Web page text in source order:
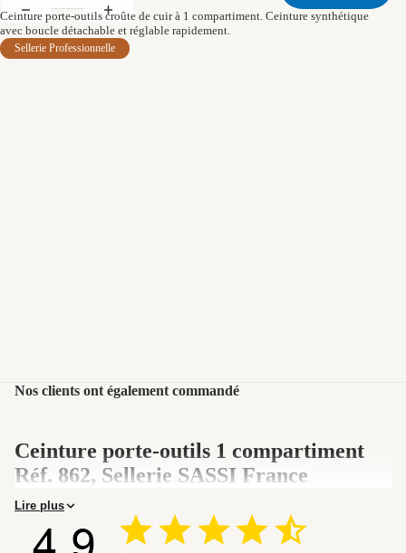
Ceinture porte-outils croûte de cuir à 1 compartiment. Ceinture synthétique
avec boucle détachable et réglable rapidement.
Sellerie Professionnelle
Nos clients ont également commandé
Ceinture porte-outils 1 compartiment
Réf. 862, Sellerie SASSI France
La ceinture porte-outils Réf. 862 est un équipement professionnel
en croûte de cuir à 1 compartiment, ceinture synthétique boucle
détachable, fabriquée par SASSI France à Paris depuis 1920.
Lire plus